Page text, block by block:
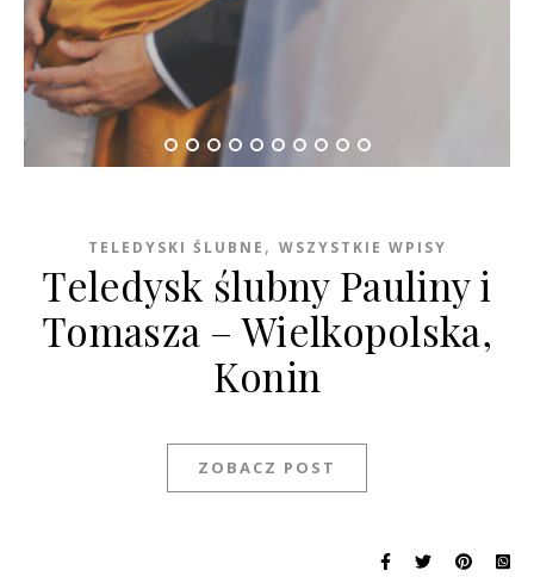
TELEDYSKI ŚLUBNE , WSZYSTKIE WPISY
Teledysk ślubny Pauliny i
Tomasza – Wielkopolska,
Konin
ZOBACZ POST